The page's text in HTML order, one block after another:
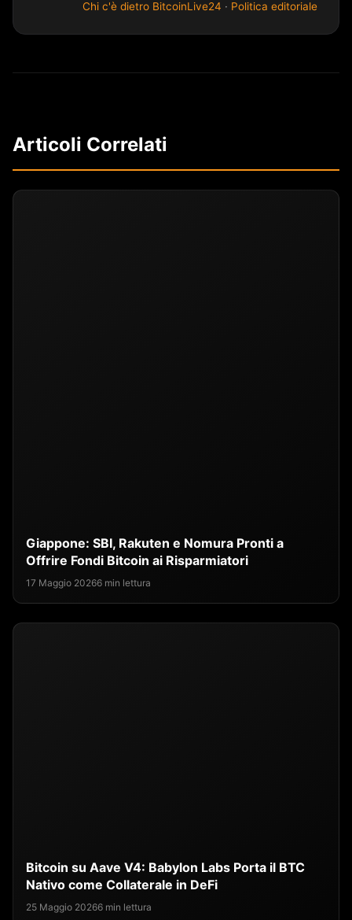
Chi c'è dietro BitcoinLive24 · Politica editoriale
Articoli Correlati
Giappone: SBI, Rakuten e Nomura Pronti a
Offrire Fondi Bitcoin ai Risparmiatori
17 Maggio 20266 min lettura
Bitcoin su Aave V4: Babylon Labs Porta il BTC
Nativo come Collaterale in DeFi
25 Maggio 20266 min lettura